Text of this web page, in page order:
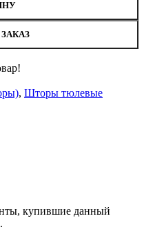
, Шторы тюлевые
купившие данный